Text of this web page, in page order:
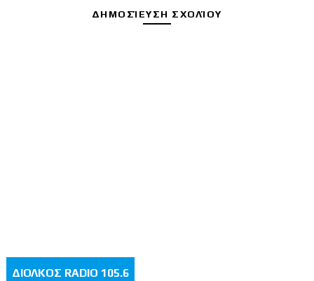
ΔΗΜΟΣΊΕΥΣΗ ΣΧΟΛΊΟΥ
ΔΙΟΛΚΟΣ RADIO 105.6